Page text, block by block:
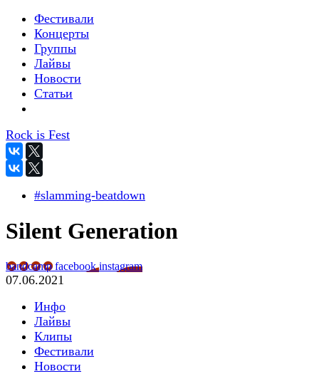
Фестивали
Концерты
Группы
Лайвы
Новости
Статьи
Rock is Fest
#slamming-beatdown
Silent Generation
bandcampfacebookinstagram
07.06.2021
Инфо
Лайвы
Клипы
Фестивали
Новости